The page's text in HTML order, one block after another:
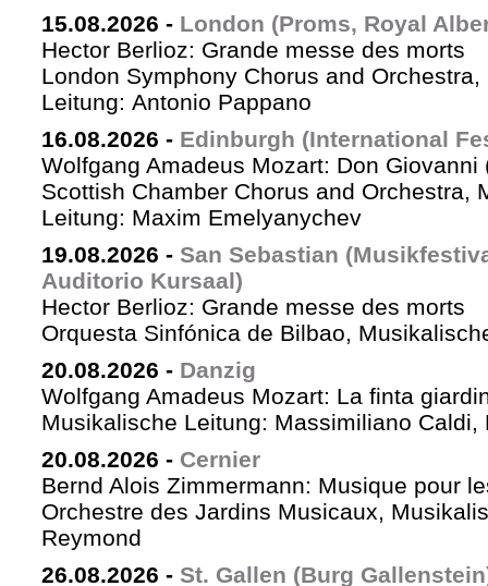
15.08.2026 - London (Proms, Royal
Hector Berlioz: Grande messe des morts
London Symphony Chorus and
Leitung: Antonio Pappano
16.08.2026 - Edinburgh (International
Wolfgang Amadeus Mozart: Don Giovanni
Scottish Chamber Chorus and Orchestra,
Leitung: Maxim Emelyanychev
19.08.2026 - San Sebastian
Auditorio Kursaal)
Hector Berlioz: Grande messe des morts
Orquesta Sinfónica de Bilbao,
20.08.2026 - Danzig
Wolfgang Amadeus Mozart: La finta
Musikalische Leitung: Massimiliano Caldi,
20.08.2026 - Cernier
Bernd Alois Zimmermann: Musique pour
Orchestre des Jardins Musicaux,
Reymond
26.08.2026 - St. Gallen (Burg